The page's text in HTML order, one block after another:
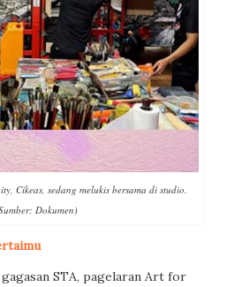
Cikeas, sedang melukis bersama di studio.
Dokumen)
STA, pagelaran Art for